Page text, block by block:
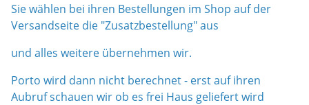
Sie wählen bei ihren Bestellungen im Shop auf der
Versandseite die "Zusatzbestellung" aus
und alles weitere übernehmen wir.
Porto wird dann nicht berechnet - erst auf ihren
Aubruf schauen wir ob es frei Haus geliefert wird